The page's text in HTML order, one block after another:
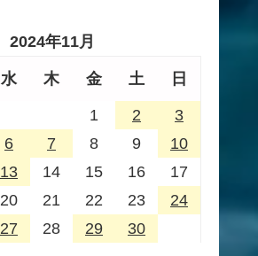
2024年11月
水 木 金 土 日
1 2
3
6 7 8 9
10
13 14 15 16
17
20 21 22 23
24
27 28 29 30